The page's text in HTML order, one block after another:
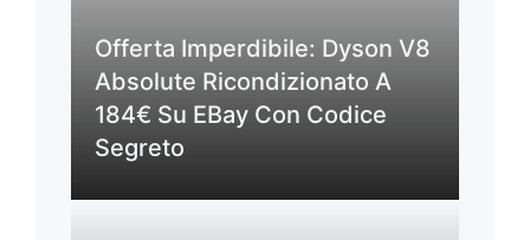
Offerta Imperdibile: Dyson V8
Absolute Ricondizionato A
184€ Su EBay Con Codice
Segreto